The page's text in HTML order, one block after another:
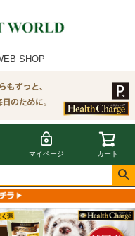
SHOP
マイページ カート